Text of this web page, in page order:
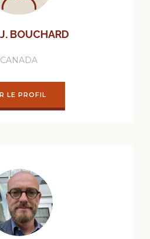
BOUCHARD
CANADA
LE PROFIL